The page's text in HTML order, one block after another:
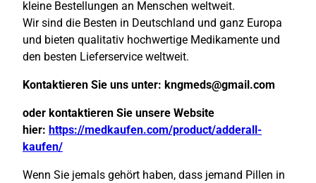
kleine Bestellungen an Menschen weltweit.
Wir sind die Besten in Deutschland und ganz Europa
und bieten qualitativ hochwertige Medikamente und
den besten Lieferservice weltweit.
Kontaktieren Sie uns unter: kngmeds@gmail.com
oder kontaktieren Sie unsere Website
hier: https://medkaufen.com/product/adderall-
kaufen/
Wenn Sie jemals gehört haben, dass jemand Pillen in